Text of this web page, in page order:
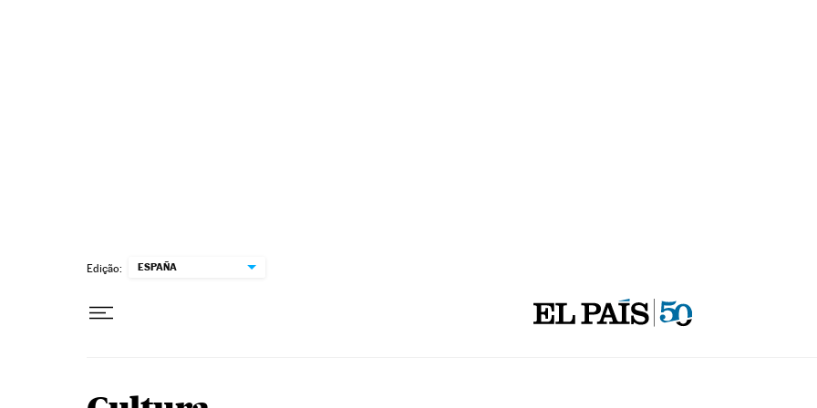
Edição: ESPAÑA